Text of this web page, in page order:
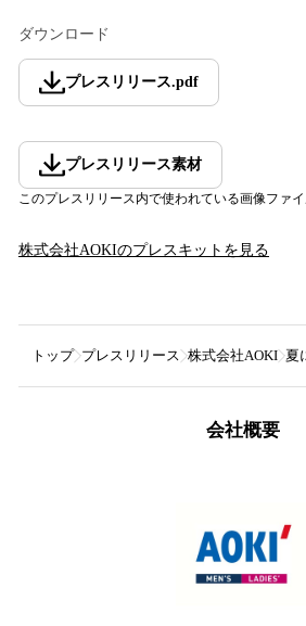
ダウンロード
プレスリリース.pdf
プレスリリース素材
このプレスリリース内で使われている画像ファ
株式会社AOKIのプレスキットを見る
トップ プレスリリース 株式会社AOKI 夏
会社概要